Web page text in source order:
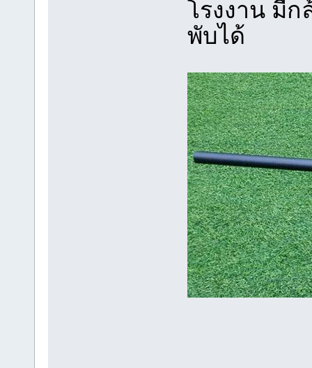
โรงงาน มี
พับได้